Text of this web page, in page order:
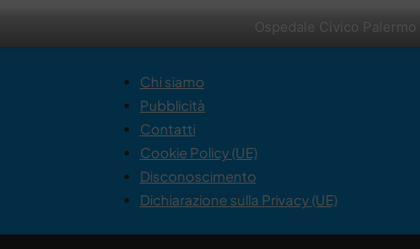
Ospedale Civico Palermo
Chi siamo
Pubblicità
Contatti
Cookie Policy (UE)
Disconoscimento
Dichiarazione sulla Privacy (UE)